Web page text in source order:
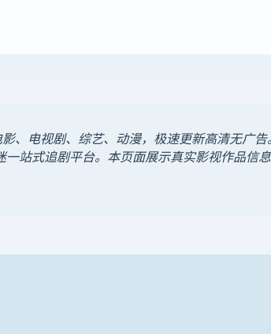
、电视剧、综艺、动漫，极速更新高清无广
站式追剧平台。本页面展示真实影视作品信